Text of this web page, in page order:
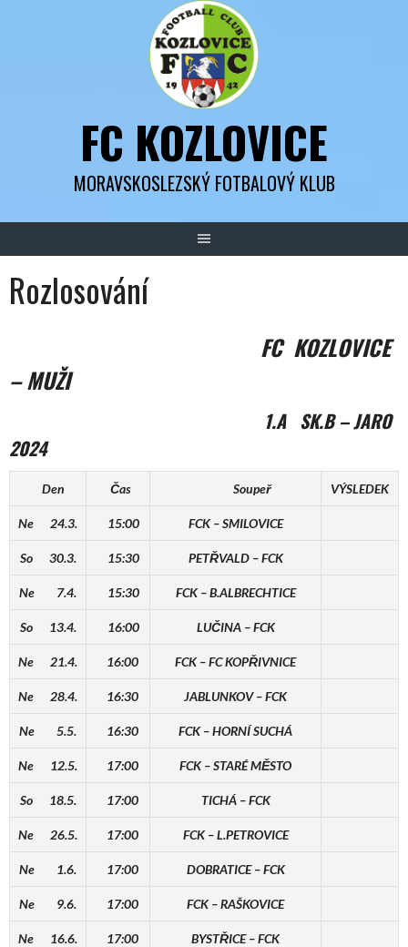
FC KOZLOVICE
MORAVSKOSLEZSKÝ FOTBALOVÝ KLUB
Rozlosování
FC KOZLOVICE
–MUŽI
1.A SK.B – JARO
2024
Den Čas Soupeř VÝSLEDEK
Ne 24.3. 15:00 FCK – SMILOVICE
So 30.3. 15:30 PETŘVALD – FCK
Ne 7.4. 15:30 FCK – B.ALBRECHTICE
So 13.4. 16:00 LUČINA – FCK
Ne 21.4. 16:00 FCK – FC KOPŘIVNICE
Ne 28.4. 16:30 JABLUNKOV – FCK
Ne 5.5. 16:30 FCK – HORNÍ SUCHÁ
Ne 12.5. 17:00 FCK – STARÉ MĚSTO
So 18.5. 17:00 TICHÁ – FCK
Ne 26.5. 17:00 FCK – L.PETROVICE
Ne 1.6. 17:00 DOBRATICE – FCK
Ne 9.6. 17:00 FCK – RAŠKOVICE
Ne 16.6. 17:00 BYSTŘICE – FCK